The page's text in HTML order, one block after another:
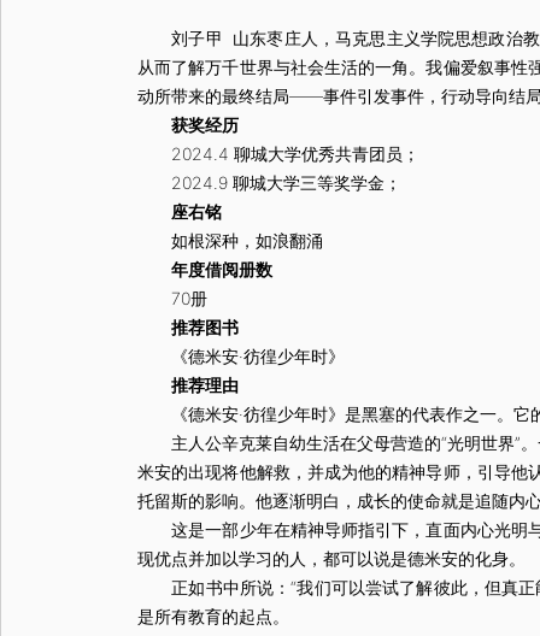
刘子甲 山东枣庄人，马克思主义学院思想政治教
从而了解万千世界与社会生活的一角。我偏爱叙事
动所带来的最终结局——事件引发事件，行动导向结
获奖经历
2024.4 聊城大学优秀共青团员；
2024.9 聊城大学三等奖学金；
座右铭
如根深种，如浪翻涌
年度借阅册数
70册
推荐图书
《德米安·彷徨少年时》
推荐理由
《德米安·彷徨少年时》是黑塞的代表作之一。它
主人公辛克莱自幼生活在父母营造的“光明世界”。
米安的出现将他解救，并成为他的精神导师，引导
托留斯的影响。他逐渐明白，成长的使命就是追随内
这是一部少年在精神导师指引下，直面内心光明
现优点并加以学习的人，都可以说是德米安的化身。
正如书中所说：“我们可以尝试了解彼此，但真正
是所有教育的起点。